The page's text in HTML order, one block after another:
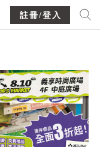
註冊/登入